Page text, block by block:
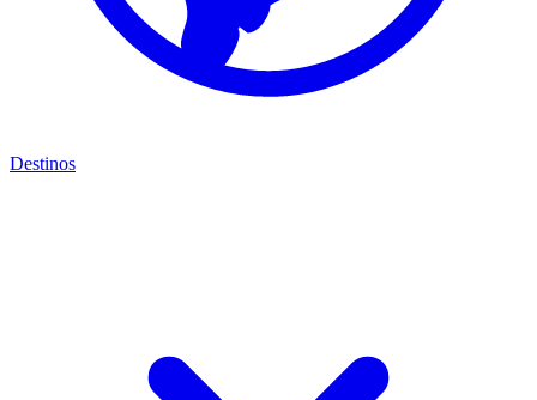
Destinos